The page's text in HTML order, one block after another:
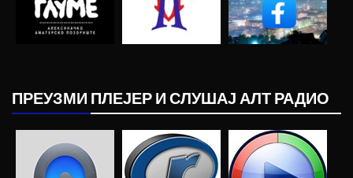
ПРЕУЗМИ ПЛЕЈЕР И СЛУШАЈ АЛТ РАДИО